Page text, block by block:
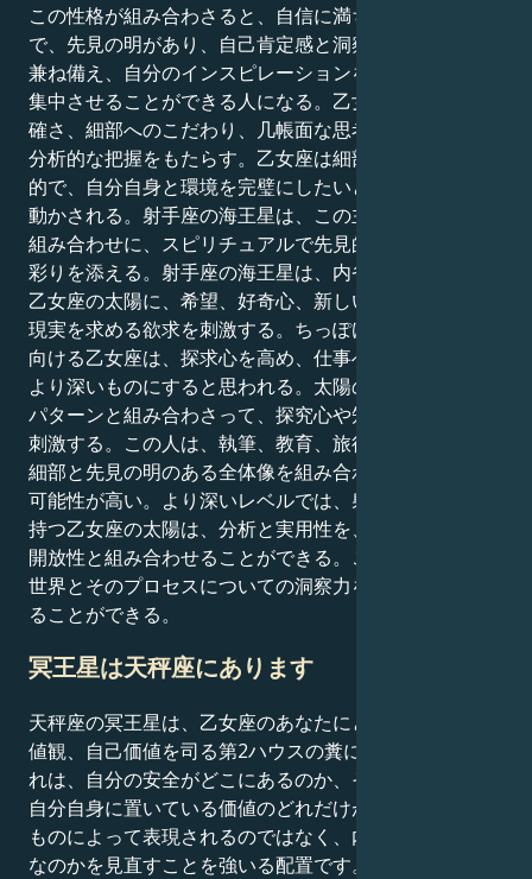
この性格が組み合わさると、自信に満ち、探究心が旺盛
で、先見の明があり、自己肯定感と洞察力豊かな経験を
兼ね備え、自分のインスピレーションを世界に有意義に
集中させることができる人になる。乙女座の太陽は、正
確さ、細部へのこだわり、几帳面な思考、人生に対する
分析的な把握をもたらす。乙女座は細部に集中し、体系
的で、自分自身と環境を完璧にしたいという欲求に突き
動かされる。射手座の海王星は、この主に慎重で有益な
組み合わせに、スピリチュアルで先見的な要素を加えて
彩りを添える。射手座の海王星は、内省的で完璧主義な
乙女座の太陽に、希望、好奇心、新しい視点とより高い
現実を求める欲求を刺激する。ちっぽけなことに注意を
向ける乙女座は、探求心を高め、仕事へのアプローチを
より深いものにすると思われる。太陽の効率を追求する
パターンと組み合わさって、探究心や知的アプローチを
刺激する。この人は、執筆、教育、旅行などを追求し、
細部と先見の明のある全体像を組み合わせることを望む
可能性が高い。より深いレベルでは、射手座の海王星を
持つ乙女座の太陽は、分析と実用性を、冒険的で知的な
開放性と組み合わせることができる。このような人は、
世界とそのプロセスについての洞察力を知識の源に変え
ることができる。
冥王星は天秤座にあります
天秤座の冥王星は、乙女座のあなたにとって、お金、価
値観、自己価値を司る第2ハウスの糞にあたります。こ
れは、自分の安全がどこにあるのか、そして、あなたが
自分自身に置いている価値のどれだけが、外界から得る
ものによって表現されるのではなく、内面から来るもの
なのかを見直すことを強いる配置です。